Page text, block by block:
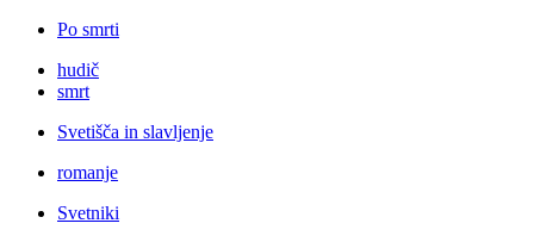
Po smrti
hudič
smrt
Svetišča in slavljenje
romanje
Svetniki